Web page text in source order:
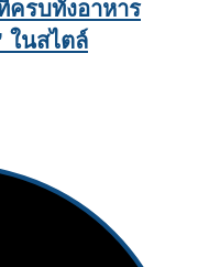
ครบทั้งอาหาร
ในสไตล์